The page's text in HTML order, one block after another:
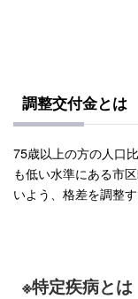
調整交付金とは
75歳以上の方の人口
も低い水準にある市
いよう、格差を調整
※特定疾病とは